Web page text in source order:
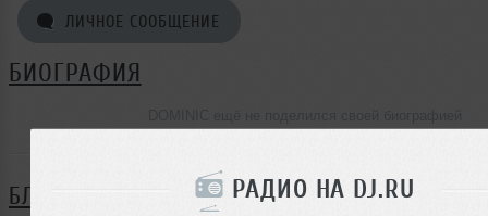
РАДИО НА DJ.RU
ЛИЧНОЕ СООБЩЕНИЕ
БИОГРАФИЯ
БЛОГ